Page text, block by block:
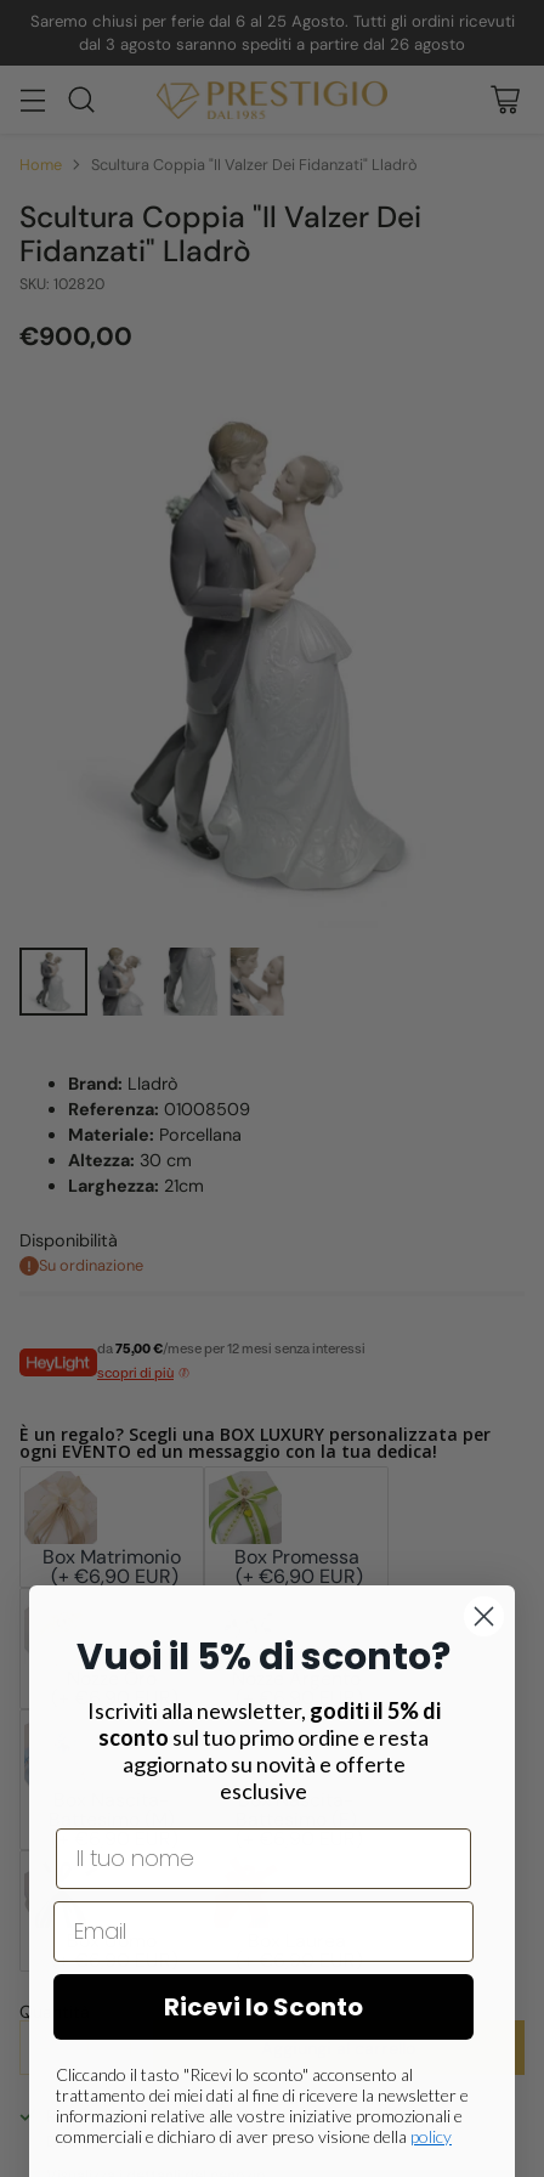
Saremo chiusi per ferie dal 6 al 25 Agosto. Tutti gli ordini ricevuti
dal 3 agosto saranno spediti a partire dal 26 agosto
Home Scultura Coppia "Il Valzer Dei Fidanzati" Lladrò
Scultura Coppia "Il Valzer Dei
Fidanzati" Lladrò
SKU: 102820
Prezzo
€900,00
Brand: Lladrò
Referenza: 01008509
Materiale: Porcellana
Altezza: 30 cm
Larghezza: 21cm
Disponibilità
Su ordinazione
da75,00 €/mese per 12 mesi senza interessi
scopri di più
È un regalo? Scegli una BOX LUXURY personalizzata per
ogni EVENTO ed un messaggio con la tua dedica!
Box Matrimonio
(+ €6,90 EUR)
Box Promessa
(+ €6,90 EUR)
(+ €6,90 EUR) (+ €6,90 EUR)
(+ €6,90 EUR)
Box Nascita-
Box Uomo
(+ €6,90 EUR) (+ €6,90 EUR)
Quantità
Ritiro disponibile presso la sede PRESTIGIO
Disponibile, Di solito pronto in 24 ore
Vuoi il 5% di sconto?
Iscriviti alla newsletter, goditi il 5% di
sconto sul tuo primo ordine e resta
aggiornato su novità e offerte
esclusive
Nome
Ricevi lo Sconto
Cliccando il tasto "Ricevi lo sconto" acconsento al
trattamento dei miei dati al fine di ricevere la newsletter e
informazioni relative alle vostre iniziative promozionali e
commerciali e dichiaro di aver preso visione della policy